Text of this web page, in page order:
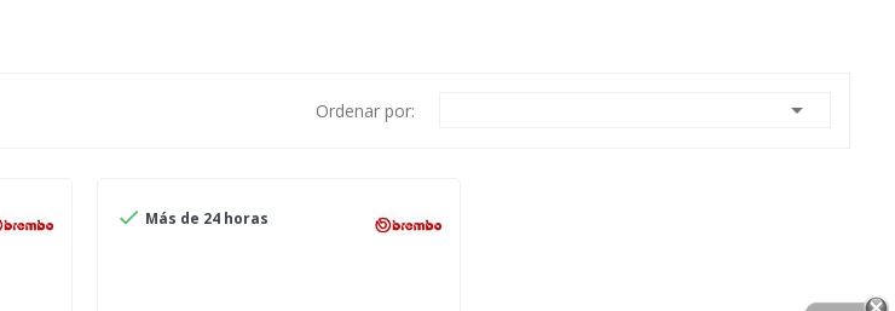
Ordenar por: 
 Más de 24 horas